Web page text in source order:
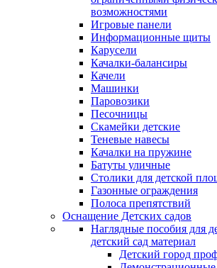
возможностями
Игровые панели
Информационные щиты
Карусели
Качалки-балансиры
Качели
Машинки
Паровозики
Песочницы
Скамейки детские
Теневые навесы
Качалки на пружине
Батуты уличные
Столики для детской
Газонные ограждения
Полоса препятствий
Оснащение Детских садов
Наглядные пособия для
детский сад материал
Детский город